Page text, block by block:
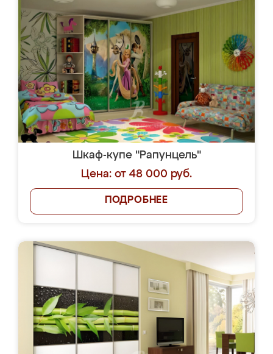
Шкаф-купе "Рапунцель"
Цена: от 48 000 руб.
ПОДРОБНЕЕ